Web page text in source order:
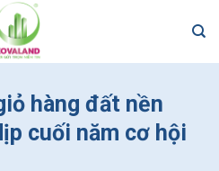
hàng đất nền
cuối năm cơ hội